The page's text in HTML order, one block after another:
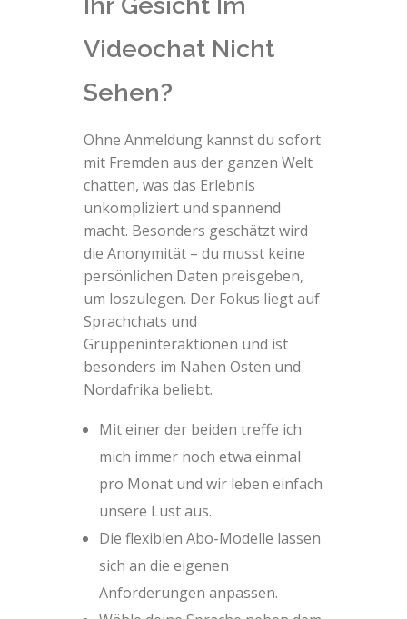
Videochat Nicht
Sehen?
Ohne Anmeldung kannst du sofort
mit Fremden aus der ganzen Welt
chatten, was das Erlebnis
unkompliziert und spannend
macht. Besonders geschätzt wird
die Anonymität – du musst keine
persönlichen Daten preisgeben,
um loszulegen. Der Fokus liegt auf
Sprachchats und
Gruppeninteraktionen und ist
besonders im Nahen Osten und
Nordafrika beliebt.
Mit einer der beiden treffe ich
mich immer noch etwa einmal
pro Monat und wir leben einfach
unsere Lust aus.
Die flexiblen Abo-Modelle lassen
sich an die eigenen
Anforderungen anpassen.